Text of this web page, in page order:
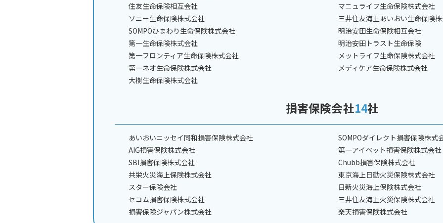
住友生命保険相互会社
ソニー生命保険株式会社
SOMPOひまわり生命保険株式会社
第一生命保険株式会社
第一フロンティア生命保険株式会社
第一ネオ生命保険株式会社
大樹生命保険株式会社
マニュライフ生命保険株式会社
三井住友海上あいおい生命保険
明治安田生命保険相互会社
明治安田トラスト生命保険
メットライフ生命保険株式会社
メディケア生命保険株式会社
損害保険会社14社
あいおいニッセイ同和損害保険株式会社
AIG損害保険株式会社
SBI損害保険株式会社
共栄火災海上保険株式会社
スター保険会社
セコム損害保険株式会社
損害保険ジャパン株式会社
SOMPOダイレクト損害保険株式
第一アイペット損害保険株式会社
Chubb損害保険株式会社
東京海上日動火災保険株式会社
日新火災海上保険株式会社
三井住友海上火災保険株式会社
楽天損害保険株式会社